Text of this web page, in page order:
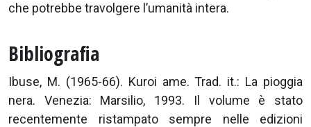
che potrebbe travolgere l’umanità intera.
Bibliografia
Ibuse, M. (1965-66). Kuroi ame. Trad. it.: La pioggia
nera. Venezia: Marsilio, 1993. Il volume è stato
recentemente ristampato sempre nelle edizioni